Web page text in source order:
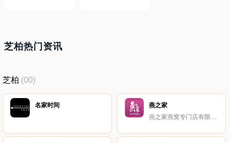
芝柏热门资讯
芝柏 (00)
名家时间
燕之家